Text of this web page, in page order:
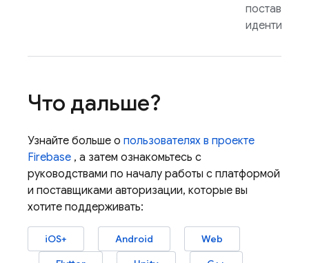
поставщика
Что дальше?
Узнайте больше о пользователях в проекте
Firebase , а затем ознакомьтесь с
руководствами по началу работы с платформой
и поставщиками авторизации, которые вы
хотите поддерживать:
iOS+ Android
Web